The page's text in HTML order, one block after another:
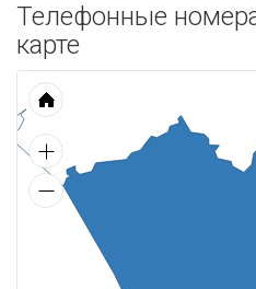
Телефонные
карте